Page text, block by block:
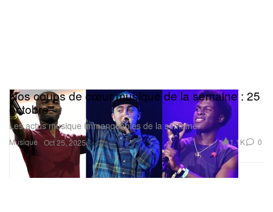
Musique
Nos coups de cœur musique de la semaine : 25
octobre
Les actus musique immanquables de la semaine.
Oct 25, 2025 1.1K 0